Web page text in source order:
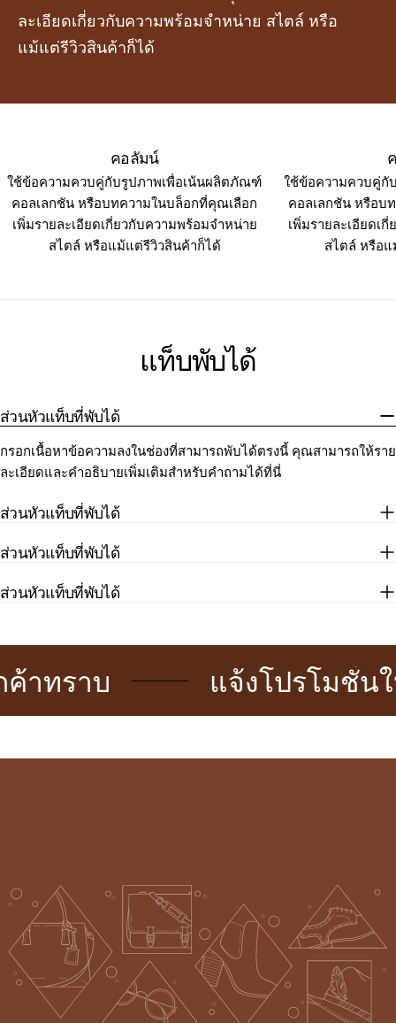
ละเอียดเกี่ยวกับความพร้อมจำหน่าย สไตล์ หรือ
แม้แต่รีวิวสินค้าก็ได้
คอลัมน์
ใช้ข้อความควบคู่กับรูปภาพเพื่อเน้นผลิตภัณฑ์
คอลเลกชัน หรือบทความในบล็อกที่คุณเลือก
เพิ่มรายละเอียดเกี่ยวกับความพร้อมจำหน่าย
สไตล์ หรือแม้แต่รีวิวสินค้าก็ได้
ใช้ข้อความควบคู่กั
คอลเลกชัน หรือบ
เพิ่มรายละเอียดเ
สไตล์ หรือ
แท็บพับได้
ส่วนหัวแท็บที่พับได้
กรอกเนื้อหาข้อความลงในช่องที่สามารถพับได้ตรงนี้ คุณสามารถให้ราย
ละเอียดและคำอธิบายเพิ่มเติมสำหรับคำถามได้ที่นี่
ส่วนหัวแท็บที่พับได้
ส่วนหัวแท็บที่พับได้
ส่วนหัวแท็บที่พับได้
ราบ แจ้งโปรโมชั่นให้ลู